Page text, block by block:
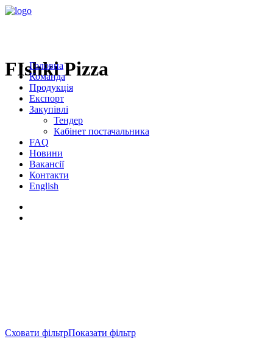
Головна
Команда
Продукція
Експорт
Закупівлі
Тендер
Кабінет постачальника
FAQ
Новини
Вакансії
Контакти
English
FIshki Pizza
Сховати фільтрПоказати фільтр